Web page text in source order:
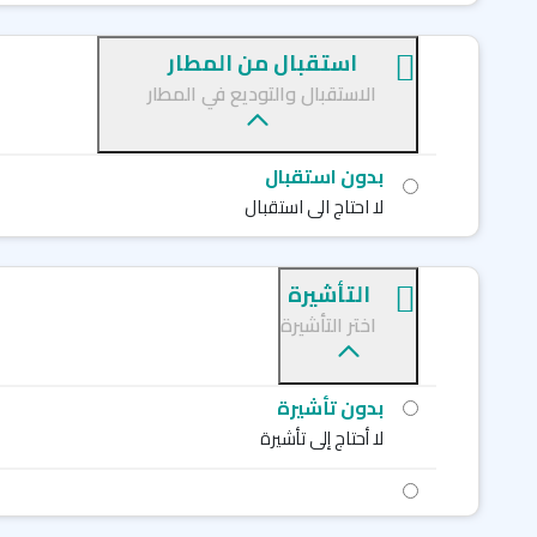
استقبال من المطار
الاستقبال والتوديع في المطار
بدون استقبال
لا احتاج الى استقبال
التأشيرة
اختر التأشيرة
بدون تأشيرة
لا أحتاج إلى تأشيرة